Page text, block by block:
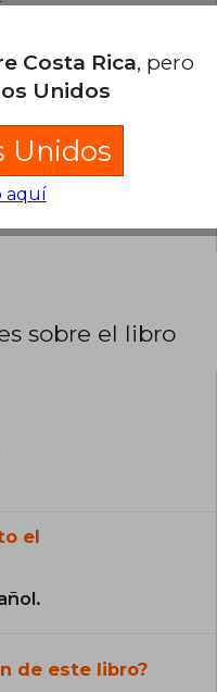
.
(0)
(0)
(0)
(0)
(0)
sobre el libro
el
de este libro?
Costa Rica, pero
Unidos
Unidos
aquí